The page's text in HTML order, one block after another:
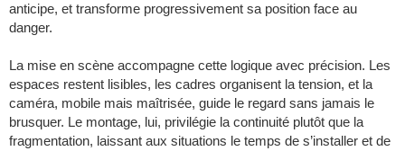
anticipe, et transforme progressivement sa position face au
danger.
La mise en scène accompagne cette logique avec précision. Les
espaces restent lisibles, les cadres organisent la tension, et la
caméra, mobile mais maîtrisée, guide le regard sans jamais le
brusquer. Le montage, lui, privilégie la continuité plutôt que la
fragmentation, laissant aux situations le temps de s’installer et de